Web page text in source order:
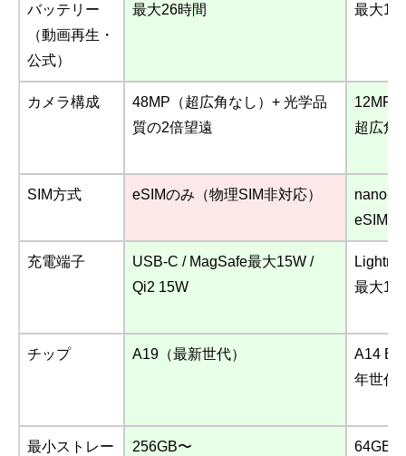
バッテリー
（動画再生・
公式）
最大26時間 最大15
カメラ構成
48MP（超広角なし）+ 光学品
質の2倍望遠
12MP
超広角
SIM方式 eSIMのみ（物理SIM非対応）
nano-
eSIM（
充電端子
USB-C / MagSafe最大15W /
Qi2 15W
最大
チップ A19（最新世代）
A14
年世代
最小ストレー
256GB〜 64GB〜